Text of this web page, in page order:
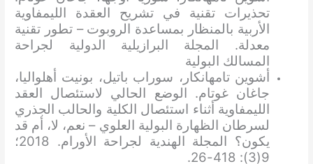
تحذيرات تقنية في تشريح العقدة الليمفاوية
الأربية بالمنظار بمساعدة الروبوت – تطور تقنية
معدلة. المجلة البرازيلية الدولية لجراحة
المسالك البولية
أشوين تامهانكار، سوراب باتيل، بونيت أهلواليا،
جاغان غوتام. الوضع الحالي لاستئصال العقد
الليمفاوية أثناء استئصال الكلية والحالب الجذري
لسرطان الظهارة البولية العلوي – نعم، لا، أم قد
يكون؟ المجلة الهندية لجراحة الأورام. 2018؛
9(3): 418-26.